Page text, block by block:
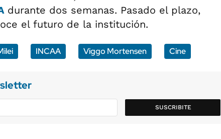
durante dos semanas. Pasado el plazo,
el futuro de la institución.
INCAA Viggo Mortensen Cine
SUSCRIBITE